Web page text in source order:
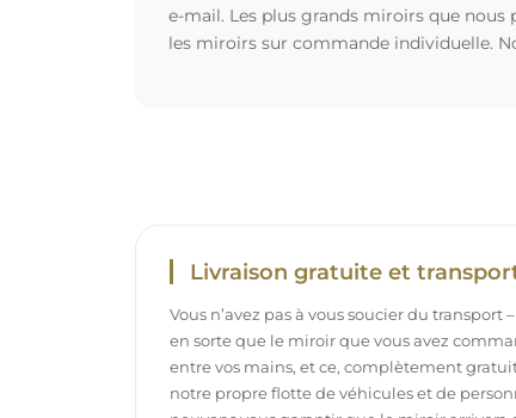
e-mail. Les plus grands miroirs que nous
les miroirs sur commande individuelle.
Livraison gratuite et
Vous n’avez pas à vous soucier du transport
en sorte que le miroir que vous avez
entre vos mains, et ce, complètement
notre propre flotte de véhicules et de